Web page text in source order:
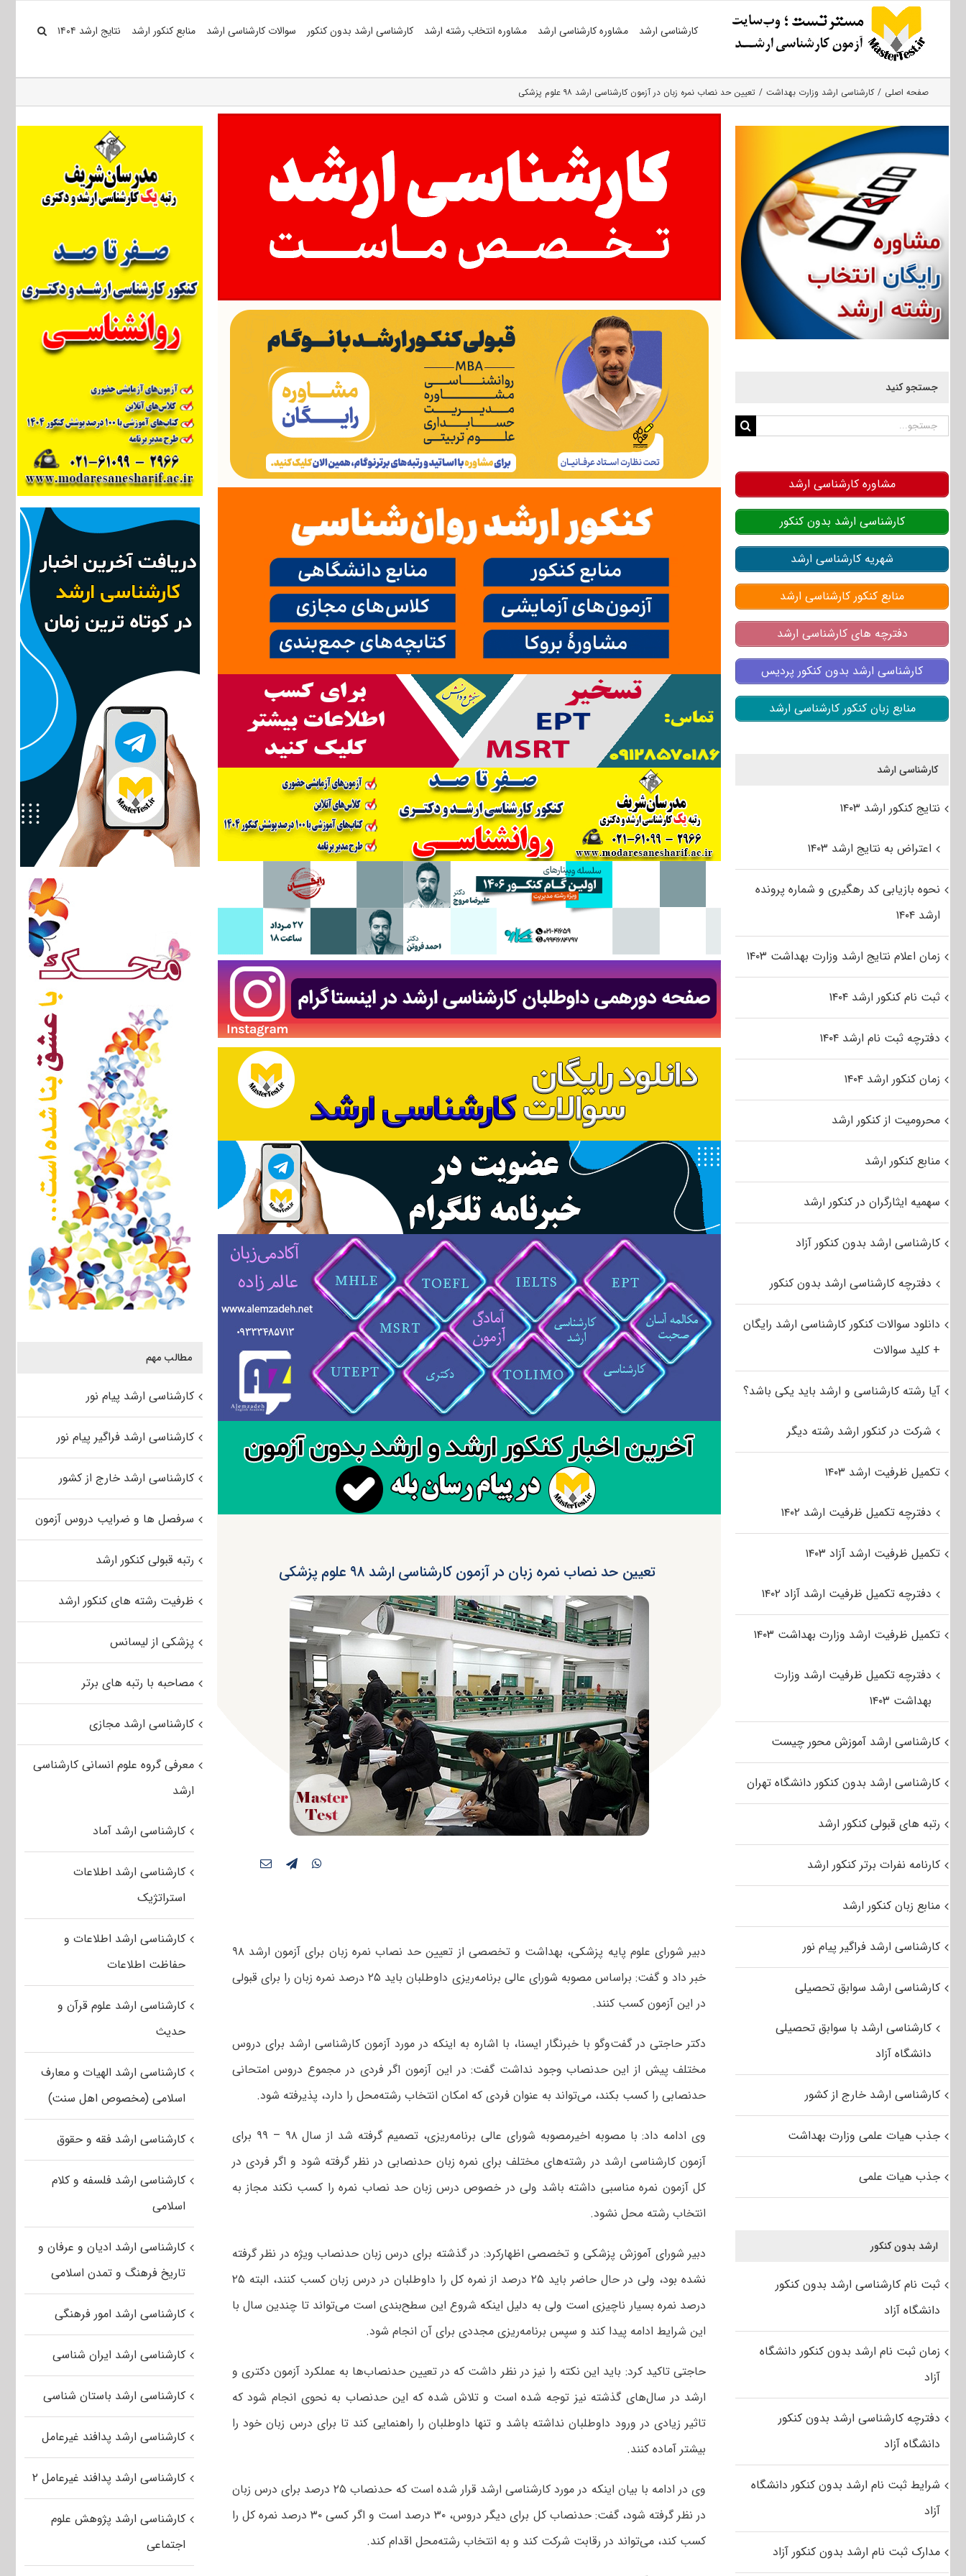
کارشناسی ارشد مشاوره کارشناسی ارشد مشاوره انتخاب رشته ارشد کارشناسی ارشد بدون کنکور سوالات کارشناسی ارشد منابع کنکور ارشد نتایج ارشد ۱۴۰۴
صفحه اصلی کارشناسی ارشد وزارت بهداشت تعیین حد نصاب نمره زبان در آزمون کارشناسی ارشد ۹۸ علوم پزشکی
تعیین حد نصاب نمره زبان در آزمون کارشناسی ارشد ۹۸ علوم پزشکی
دبیر شورای علوم پایه پزشکی، بهداشت و تخصصی از تعیین حد نصاب نمره زبان برای آزمون ارشد ۹۸
خبر داد و گفت: براساس مصوبه شورای عالی برنامه‌ریزی داوطلبان باید ۲۵ درصد نمره زبان را برای قبولی
در این آزمون کسب کنند.
دکتر حاجتی در گفت‌وگو با خبرنگار ایسنا، با اشاره به اینکه در مورد آزمون کارشناسی ارشد برای دروس
مختلف پیش از این حدنصاب وجود نداشت گفت: در این آزمون اگر فردی در مجموع دروس امتحانی
حدنصابی را کسب بکند، می‌تواند به عنوان فردی که امکان انتخاب رشته‌محل را دارد، پذیرفته شود.
وی ادامه داد: با مصوبه اخیرمصوبه شورای عالی برنامه‌ریزی، تصمیم گرفته شد از سال ۹۸ – ۹۹ برای
آزمون کارشناسی ارشد در رشته‌های مختلف برای نمره زبان حدنصابی در نظر گرفته شود و اگر فردی در
کل آزمون نمره مناسبی داشته باشد ولی در خصوص درس زبان حد نصاب نمره را کسب نکند مجاز به
انتخاب رشته محل نشود.
دبیر شورای آموزش پزشکی و تخصصی اظهارکرد: در گذشته برای درس زبان حدنصاب ویژه در نظر گرفته
نشده بود، ولی در حال حاضر باید ۲۵ درصد از نمره کل را داوطلبان در درس زبان کسب کنند، البته ۲۵
درصد نمره بسیار ناچیزی است ولی به دلیل اینکه شروع این سطح‌بندی است می‌تواند تا چندین سال با
این شرایط ادامه پیدا کند و سپس برنامه‌ریزی مجددی برای آن انجام شود.
حاجتی تاکید کرد: باید این نکته را نیز در نظر داشت که در تعیین حدنصاب‌ها به عملکرد آزمون دکتری و
ارشد در سال‌های گذشته نیز توجه شده است و تلاش شده که این حدنصاب به نحوی انجام شود که
تاثیر زیادی در ورود داوطلبان نداشته باشد و تنها داوطلبان را راهنمایی کند تا برای درس زبان خود را
بیشتر آماده کنند.
وی در ادامه با بیان اینکه در مورد کارشناسی ارشد قرار شده است که حدنصاب ۲۵ درصد برای درس زبان
در نظر گرفته شود، گفت: حدنصاب کل برای دیگر دروس، ۳۰ درصد است و اگر کسی ۳۰ درصد نمره کل را
کسب کند، می‌تواند در رقابت شرکت کند و به انتخاب رشته‌محل اقدام کند.
مطالب مهم
کارشناسی ارشد پیام نور
کارشناسی ارشد فراگیر پیام نور
کارشناسی ارشد خارج از کشور
سرفصل ها و ضرایب دروس آزمون
رتبه قبولی کنکور ارشد
ظرفیت رشته های کنکور ارشد
پزشکی از لیسانس
مصاحبه با رتبه های برتر
کارشناسی ارشد مجازی
معرفی گروه علوم انسانی کارشناسی
ارشد
کارشناسی ارشد آماد
کارشناسی ارشد اطلاعات
استراتژیک
کارشناسی ارشد اطلاعات و
حفاظت اطلاعات
کارشناسی ارشد علوم قرآن و
حدیث
کارشناسی ارشد الهیات و معارف
اسلامی (مخصوص اهل سنت)
کارشناسی ارشد فقه و حقوق
کارشناسی ارشد فلسفه و کلام
اسلامی
کارشناسی ارشد ادیان و عرفان و
تاریخ فرهنگ و تمدن اسلامی
کارشناسی ارشد امور فرهنگی
کارشناسی ارشد ایران شناسی
کارشناسی ارشد باستان شناسی
کارشناسی ارشد پدافند غیرعامل
کارشناسی ارشد پدافند غیرعامل ۲
کارشناسی ارشد پژوهش علوم
اجتماعی
جستجو کنید
جستجو
مشاوره کارشناسی ارشد
کارشناسی ارشد بدون کنکور
شهریه کارشناسی ارشد
منابع کنکور کارشناسی ارشد
دفترچه های کارشناسی ارشد
کارشناسی ارشد بدون کنکور پردیس
منابع زبان کنکور کارشناسی ارشد
کارشناسی ارشد
نتایج کنکور ارشد ۱۴۰۳
اعتراض به نتایج ارشد ۱۴۰۳
نحوه بازیابی کد رهگیری و شماره پرونده
ارشد ۱۴۰۴
زمان اعلام نتایج ارشد وزارت بهداشت ۱۴۰۳
ثبت نام کنکور ارشد ۱۴۰۴
دفترچه ثبت نام ارشد ۱۴۰۴
زمان کنکور ارشد ۱۴۰۴
محرومیت از کنکور ارشد
منابع کنکور ارشد
سهمیه ایثارگران در کنکور ارشد
کارشناسی ارشد بدون کنکور آزاد
دفترچه کارشناسی ارشد بدون کنکور
دانلود سوالات کنکور کارشناسی ارشد رایگان
+ کلید سوالات
آیا رشته کارشناسی و ارشد باید یکی باشد؟
شرکت در کنکور ارشد رشته دیگر
تکمیل ظرفیت ارشد ۱۴۰۳
دفترچه تکمیل ظرفیت ارشد ۱۴۰۲
تکمیل ظرفیت ارشد آزاد ۱۴۰۳
دفترچه تکمیل ظرفیت ارشد آزاد ۱۴۰۲
تکمیل ظرفیت ارشد وزارت بهداشت ۱۴۰۳
دفترچه تکمیل ظرفیت ارشد وزارت
بهداشت ۱۴۰۳
کارشناسی ارشد آموزش محور چیست
کارشناسی ارشد بدون کنکور دانشگاه تهران
رتبه های قبولی کنکور ارشد
کارنامه نفرات برتر کنکور ارشد
منابع زبان کنکور ارشد
کارشناسی ارشد فراگیر پیام نور
کارشناسی ارشد سوابق تحصیلی
کارشناسی ارشد با سوابق تحصیلی
دانشگاه آزاد
کارشناسی ارشد خارج از کشور
جذب هیات علمی وزارت بهداشت
جذب هیات علمی
ارشد بدون کنکور
ثبت نام کارشناسی ارشد بدون کنکور
دانشگاه آزاد
زمان ثبت نام ارشد بدون کنکور دانشگاه
آزاد
دفترچه کارشناسی ارشد بدون کنکور
دانشگاه آزاد
شرایط ثبت نام ارشد بدون کنکور دانشگاه
آزاد
مدارک ثبت نام ارشد بدون کنکور آزاد